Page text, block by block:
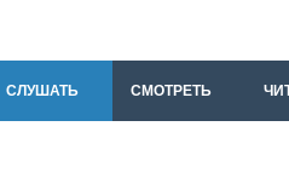
СЛУШАТЬ СМОТРЕТЬ